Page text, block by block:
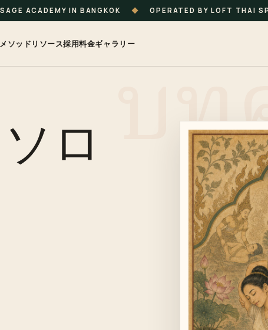
ACADEMY IN BANGKOK ◆ OPERATED BY LOFT THAI
メソッド リソース採用料金ギャラリー
ロ